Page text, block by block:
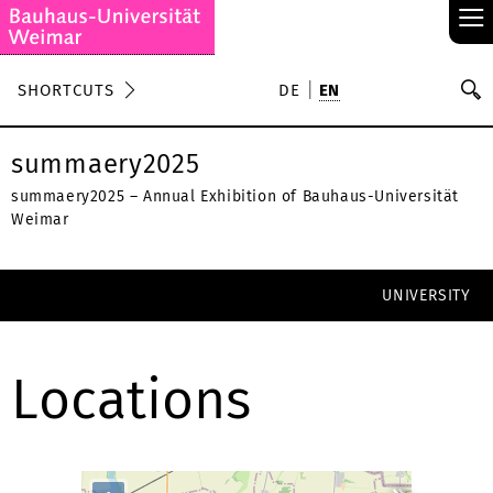
≡
SHORTCUTS DE EN
summaery2025
summaery2025 – Annual Exhibition of Bauhaus-Universität
Weimar
UNIVERSITY
Locations